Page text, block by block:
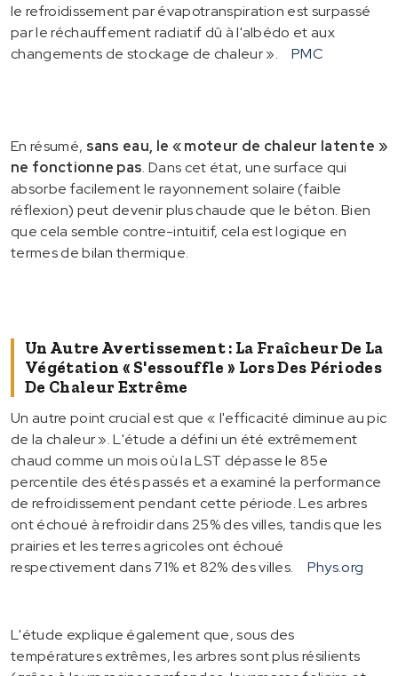
le refroidissement par évapotranspiration est surpassé
par le réchauffement radiatif dû à l'albédo et aux
changements de stockage de chaleur ».
PMC
En résumé, sans eau, le « moteur de chaleur latente »
ne fonctionne pas. Dans cet état, une surface qui
absorbe facilement le rayonnement solaire (faible
réflexion) peut devenir plus chaude que le béton. Bien
que cela semble contre-intuitif, cela est logique en
termes de bilan thermique.
Un Autre Avertissement : La Fraîcheur De La
Végétation « S'essouffle » Lors Des Périodes
De Chaleur Extrême
Un autre point crucial est que « l'efficacité diminue au pic
de la chaleur ». L'étude a défini un été extrêmement
chaud comme un mois où la LST dépasse le 85e
percentile des étés passés et a examiné la performance
de refroidissement pendant cette période. Les arbres
ont échoué à refroidir dans 25% des villes, tandis que les
prairies et les terres agricoles ont échoué
respectivement dans 71% et 82% des villes.
Phys.org
L'étude explique également que, sous des
températures extrêmes, les arbres sont plus résilients